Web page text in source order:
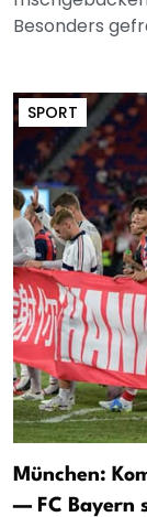
Besonders
SPORT
München:
— FC Bayern